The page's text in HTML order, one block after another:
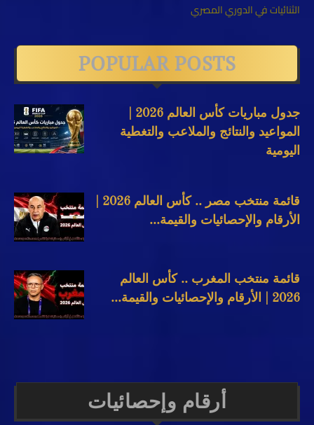
الثنائيات في الدوري المصري
POPULAR POSTS
المواعيد والنتائج والملاعب والتغطية
اليومية
الأرقام والإحصائيات والقيمة...
قائمة منتخب المغرب .. كأس العالم
2026 | الأرقام والإحصائيات والقيمة...
أرقام وإحصائيات